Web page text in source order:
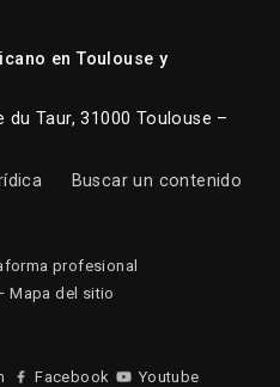
en Toulouse y
du Taur, 31000 Toulouse –
Buscar un contenido
profesional
Mapa del sitio
Facebook Youtube